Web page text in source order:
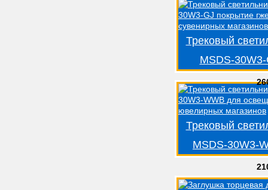
Трековый
MSDS-
Трековый
MSDS-30W3-